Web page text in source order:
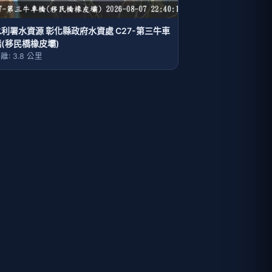
署水資源 彰化縣政府水資處 C27-第三牛車
移民橋橡皮壩)
: 3.8 公里